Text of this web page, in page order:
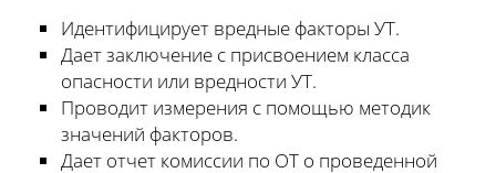
Идентифицирует вредные факторы УТ.
Дает заключение с присвоением класса
опасности или вредности УТ.
Проводит измерения с помощью методик
значений факторов.
Дает отчет комиссии по ОТ о проведенной